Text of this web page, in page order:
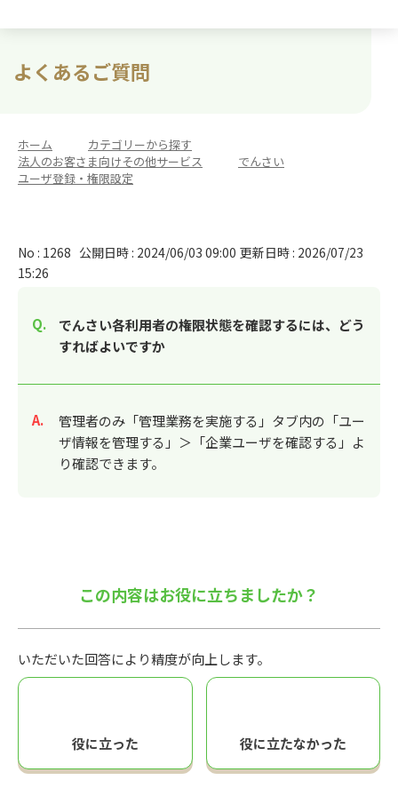
よくあるご質問
ホーム カテゴリーから探す
法人のお客さま向けその他サービス
でんさい
ユーザ登録・権限設定
No : 1268 公開日時 : 2024/06/03 09:00 更新日時 : 2026/07/23
15:26
でんさい各利用者の権限状態を確認するには、どう
すればよいですか
回答
管理者のみ「管理業務を実施する」タブ内の「ユー
ザ情報を管理する」＞「企業ユーザを確認する」よ
り確認できます。
この内容はお役に立ちましたか？
いただいた回答により精度が向上します。
役に立った 役に立たなかった